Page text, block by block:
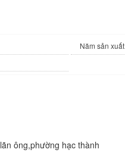
Năm sản xuất
ông,phường hạc thành